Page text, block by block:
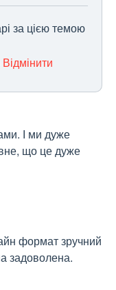
за цією темою
Відмінити
І ми дуже
що це дуже
формат зручний
задоволена.